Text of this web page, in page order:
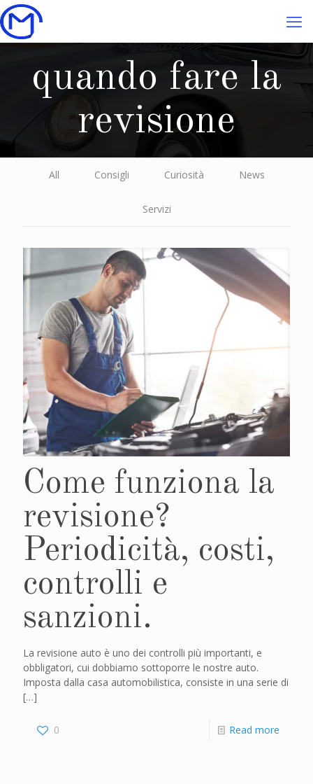
quando fare la
revisione
All Consigli Curiosità News
Servizi
Come funziona la
revisione?
Periodicità, costi,
controlli e
sanzioni.
La revisione auto è uno dei controlli più importanti, e
obbligatori, cui dobbiamo sottoporre le nostre auto.
Imposta dalla casa automobilistica, consiste in una serie di
[…]
0 Read more